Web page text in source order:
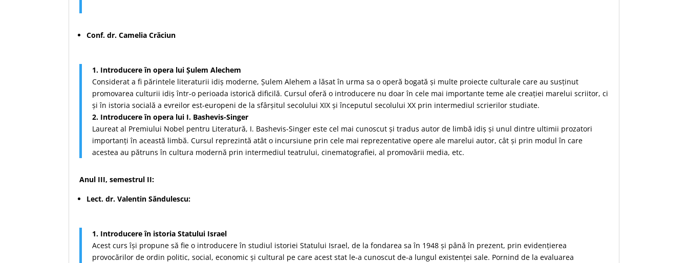
Conf. dr. Camelia Crăciun
1. Introducereîn opera lui Șulem Alechem
Considerat a fi părintele literaturii idiș moderne, Șulem Alehem a lăsat în urma sa o operă bogată și multe proiecte culturale care au susținut
promovarea culturii idiș într-o perioada istorică dificilă. Cursul oferă o introducere nu doar în cele mai importante teme ale creației marelui scriitor, ci
și în istoria socială a evreilor est-europeni de la sfârșitul secolului XIX și începutul secolului XX prin intermediul scrierilor studiate.
2. Introducere în opera lui I. Bashevis-Singer
Laureat al Premiului Nobel pentru Literatură, I. Bashevis-Singer este cel mai cunoscut și tradus autor de limbă idiș și unul dintre ultimii prozatori
importanți în această limbă. Cursul reprezintă atât o incursiune prin cele mai reprezentative opere ale marelui autor, cât și prin modul în care
acestea au pătruns în cultura modernă prin intermediul teatrului, cinematografiei, al promovării media, etc.
Anul III, semestrul II:
Lect. dr. Valentin Săndulescu:
1. Introducere în istoria Statului Israel
Acest curs își propune să fie o introducere în studiul istoriei Statului Israel, de la fondarea sa în 1948 și până în prezent, prin evidențierea
provocărilor de ordin politic, social, economic și cultural pe care acest stat le-a cunoscut de-a lungul existenței sale. Pornind de la evaluarea